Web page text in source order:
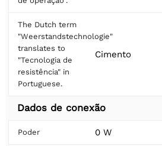
The Dutch term
"Weerstandstechnologie"
translates to
"Tecnologia de
resistência" in
Portuguese.
Cimento
Dados de conexão
Poder 0 W